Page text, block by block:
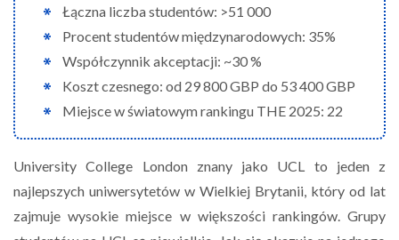
Łączna liczba studentów: >51 000
Procent studentów międzynarodowych: 35%
Współczynnik akceptacji: ~30 %
Koszt czesnego: od 29 800 GBP do 53 400 GBP
Miejsce w światowym rankingu THE 2025: 22
University College London znany jako UCL to jeden z
najlepszych uniwersytetów w Wielkiej Brytanii, który od lat
zajmuje wysokie miejsce w większości rankingów. Grupy